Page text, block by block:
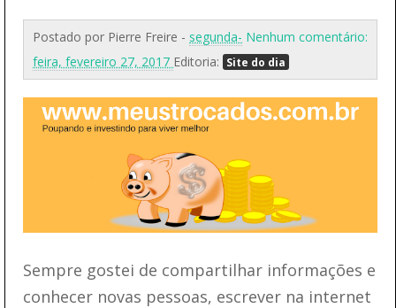
Nenhum comentário:
Postado por Pierre Freire - segunda-
feira, fevereiro 27, 2017 Editoria: Site do dia
Sempre gostei de compartilhar informações e
conhecer novas pessoas, escrever na internet